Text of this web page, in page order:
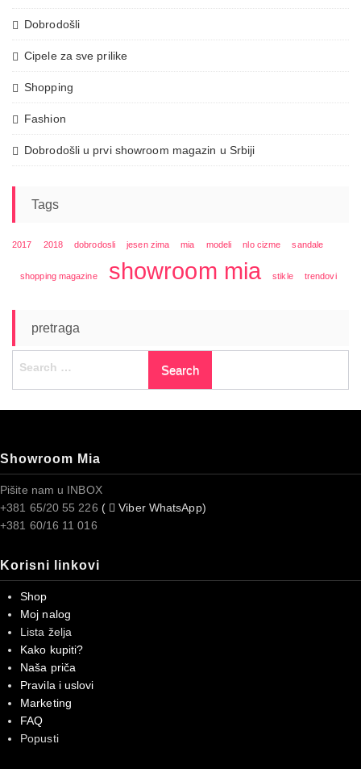
Dobrodošli
Cipele za sve prilike
Shopping
Fashion
Dobrodošli u prvi showroom magazin u Srbiji
Tags
2017 2018 dobrodosli jesen zima mia modeli nlo cizme sandale
shopping magazine showroom mia stikle trendovi
pretraga
Showroom Mia
Pišite nam u INBOX
+381 65/20 55 226 (
Viber WhatsApp)
+381 60/16 11 016
Korisni linkovi
Shop
Moj nalog
Lista želja
Kako kupiti?
Naša priča
Pravila i uslovi
Marketing
FAQ
Popusti